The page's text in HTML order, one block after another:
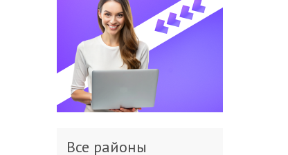
Все районы